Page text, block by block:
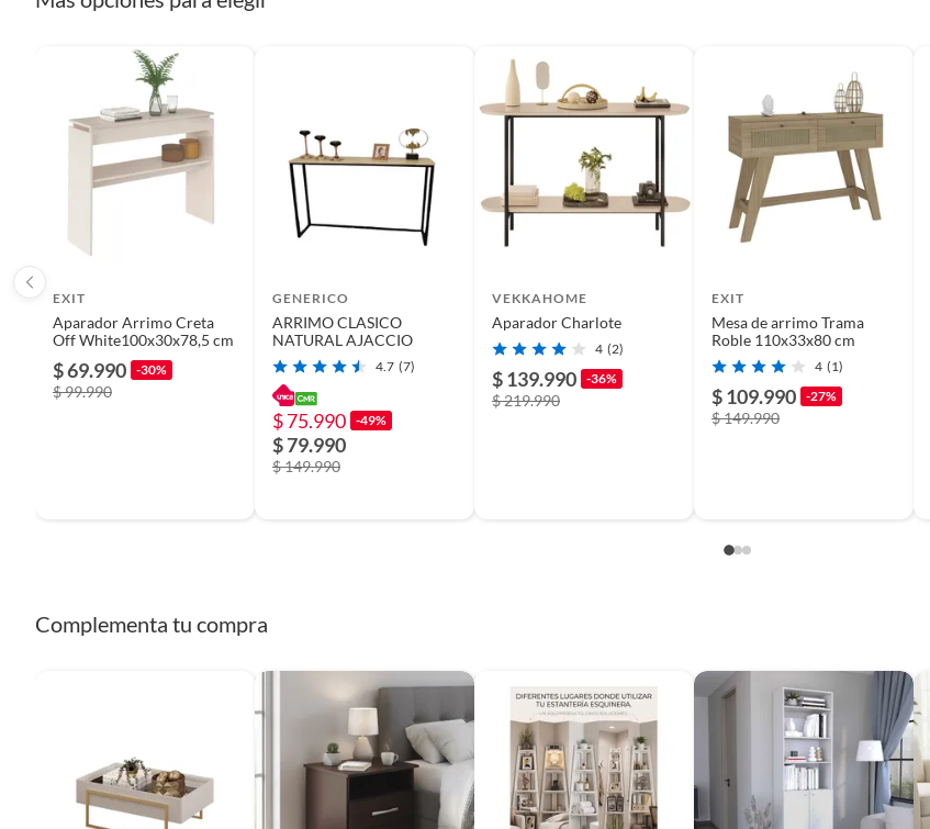
EXIT
Aparador Arrimo Creta
Off White100x30x78,5 cm
$ 69.990 -30%
$ 99.990
GENERICO
ARRIMO CLASICO
NATURAL AJACCIO
4.7 (7)
$ 75.990 -49%
$ 79.990
$ 149.990
VEKKAHOME
Aparador Charlote
4 (2)
$ 139.990 -36%
$ 219.990
EXIT
Mesa de arrimo Trama
Roble 110x33x80 cm
4 (1)
$ 109.990 -27%
$ 149.990
Complementa tu compra